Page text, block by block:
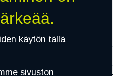
käytön tällä
sivuston